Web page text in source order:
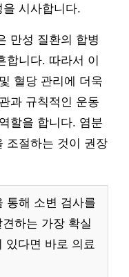
시사합니다.
만성 질환의 합병
합니다. 따라서 이
혈당 관리에 더욱
과 규칙적인 운동
할을 합니다. 염분
조절하는 것이 권장
통해 소변 검사를
하는 가장 확실
있다면 바로 의료